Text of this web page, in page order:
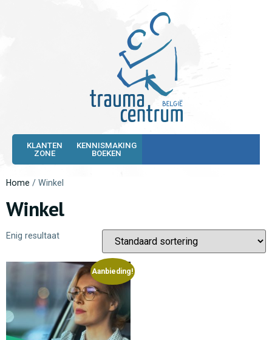
KLANTEN
ZONE
KENNISMAKING
BOEKEN
Home / Winkel
Winkel
Enig resultaat
Aanbieding!